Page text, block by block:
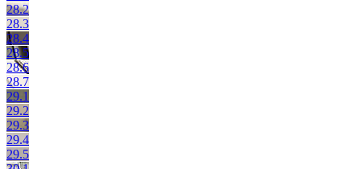
28.2
28.3
28.4
28.5
28.6
28.7
29.1
29.2
29.3
29.4
29.5